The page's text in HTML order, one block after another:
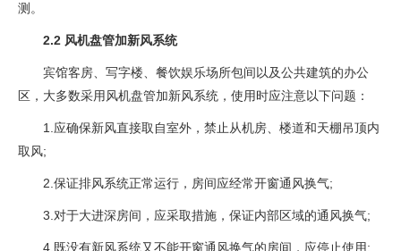
测。
2.2 风机盘管加新风系统
宾馆客房、写字楼、餐饮娱乐场所包间以及公共建筑的办公
区，大多数采用风机盘管加新风系统，使用时应注意以下问题：
1.应确保新风直接取自室外，禁止从机房、楼道和天棚吊顶内
取风;
2.保证排风系统正常运行，房间应经常开窗通风换气;
3.对于大进深房间，应采取措施，保证内部区域的通风换气;
4.既没有新风系统又不能开窗通风换气的房间，应停止使用;